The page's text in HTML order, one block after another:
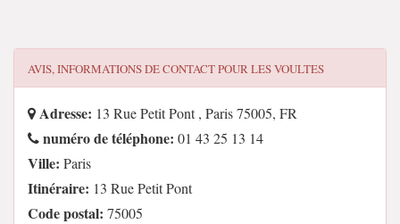
AVIS, INFORMATIONS DE CONTACT POURLES VOULTES
Adresse: 13 Rue Petit Pont , Paris 75005, FR
numéro de téléphone: 01 43 25 13 14
Ville: Paris
Itinéraire: 13 Rue Petit Pont
Code postal: 75005